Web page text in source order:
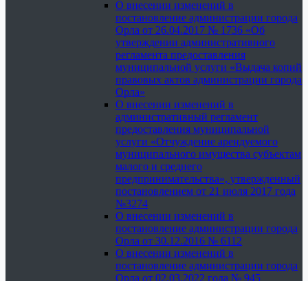
О внесении изменений в
постановление администрации города
Орла от 26.04.2017 № 1736 «Об
утверждении административного
регламента предоставления
муниципальной услуги «Выдача копий
правовых актов администрации города
Орла»
О внесении изменений в
административный регламент
предоставления муниципальной
услуги «Отчуждение арендуемого
муниципального имущества субъектам
малого и среднего
предпринимательства», утвержденный
постановлением от 21 июля 2017 года
№3274
О внесении изменений в
постановление администрации города
Орла от 30.12.2016 № 6112
О внесении изменений в
постановление администрации города
Орла от 02.03.2022 года № 945